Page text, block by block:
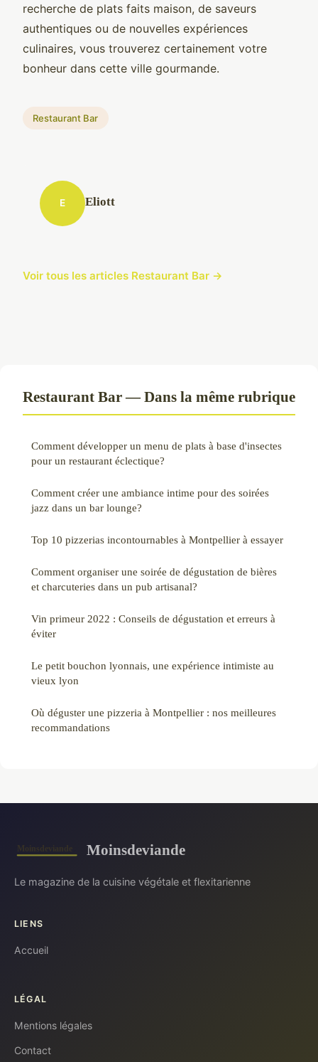
recherche de plats faits maison, de saveurs
authentiques ou de nouvelles expériences
culinaires, vous trouverez certainement votre
bonheur dans cette ville gourmande.
Restaurant Bar
E Eliott
Voir tous les articles Restaurant Bar →
Restaurant Bar — Dans la même rubrique
Comment développer un menu de plats à base d'insectes
pour un restaurant éclectique?
Comment créer une ambiance intime pour des soirées
jazz dans un bar lounge?
Top 10 pizzerias incontournables à Montpellier à essayer
Comment organiser une soirée de dégustation de bières
et charcuteries dans un pub artisanal?
Vin primeur 2022 : Conseils de dégustation et erreurs à
éviter
Le petit bouchon lyonnais, une expérience intimiste au
vieux lyon
Où déguster une pizzeria à Montpellier : nos meilleures
recommandations
Moinsdeviande
Le magazine de la cuisine végétale et flexitarienne
LIENS
Accueil
LÉGAL
Mentions légales
Contact